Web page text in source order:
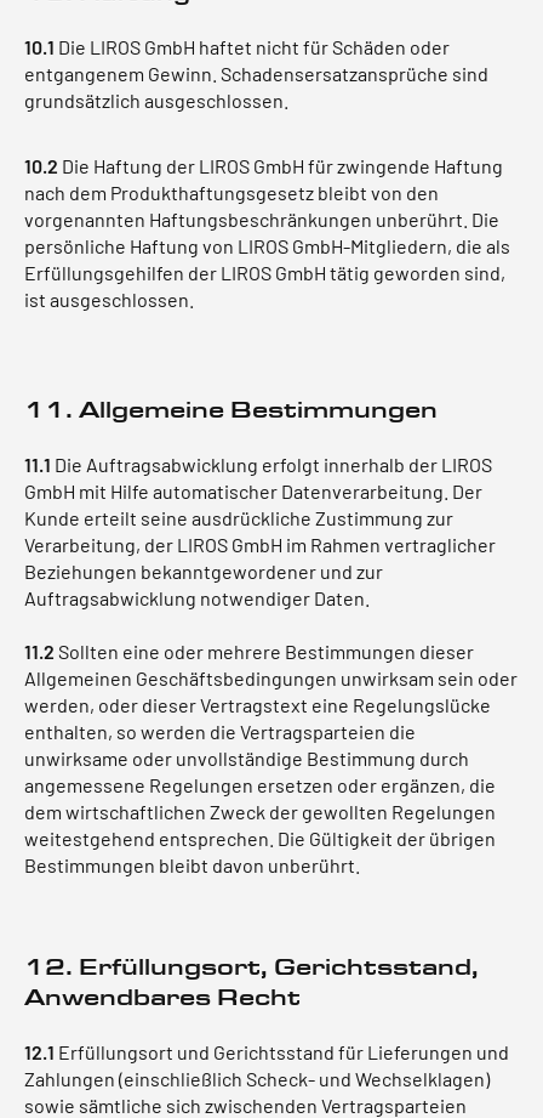
10.1 Die LIROS GmbH haftet nicht für Schäden oder
entgangenem Gewinn. Schadensersatzansprüche sind
grundsätzlich ausgeschlossen.
10.2 Die Haftung der LIROS GmbH für zwingende Haftung
nach dem Produkthaftungsgesetz bleibt von den
vorgenannten Haftungsbeschränkungen unberührt. Die
persönliche Haftung von LIROS GmbH-Mitgliedern, die als
Erfüllungsgehilfen der LIROS GmbH tätig geworden sind,
ist ausgeschlossen.
11. Allgemeine Bestimmungen
11.1 Die Auftragsabwicklung erfolgt innerhalb der LIROS
GmbH mit Hilfe automatischer Datenverarbeitung. Der
Kunde erteilt seine ausdrückliche Zustimmung zur
Verarbeitung, der LIROS GmbH im Rahmen vertraglicher
Beziehungen bekanntgewordener und zur
Auftragsabwicklung notwendiger Daten.
11.2 Sollten eine oder mehrere Bestimmungen dieser
Allgemeinen Geschäftsbedingungen unwirksam sein oder
werden, oder dieser Vertragstext eine Regelungslücke
enthalten, so werden die Vertragsparteien die
unwirksame oder unvollständige Bestimmung durch
angemessene Regelungen ersetzen oder ergänzen, die
dem wirtschaftlichen Zweck der gewollten Regelungen
weitestgehend entsprechen. Die Gültigkeit der übrigen
Bestimmungen bleibt davon unberührt.
12. Erfüllungsort, Gerichtsstand,
Anwendbares Recht
12.1 Erfüllungsort und Gerichtsstand für Lieferungen und
Zahlungen (einschließlich Scheck- und Wechselklagen)
sowie sämtliche sich zwischenden Vertragsparteien